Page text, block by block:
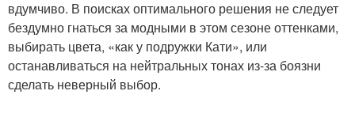
вдумчиво. В поисках оптимального решения не следует
бездумно гнаться за модными в этом сезоне оттенками,
выбирать цвета, «как у подружки Кати», или
останавливаться на нейтральных тонах из-за боязни
сделать неверный выбор.